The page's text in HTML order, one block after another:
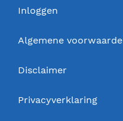
Inloggen
Algemene
Disclaimer
Privacyverklaring